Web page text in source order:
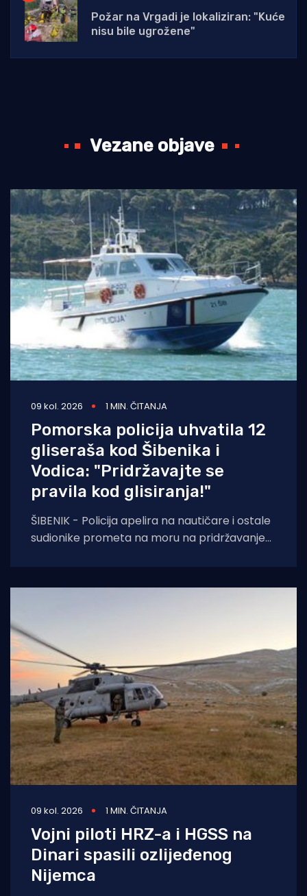
Požar na Vrgadi je lokaliziran: "Kuće
nisu bile ugrožene"
Vezane objave
09 kol. 2026 1 MIN. ČITANJA
Pomorska policija uhvatila 12
gliseraša kod Šibenika i
Vodica: "Pridržavajte se
pravila kod glisiranja!"
ŠIBENIK - Policija apelira na nautičare i ostale
sudionike prometa na moru na pridržavanje
09 kol. 2026 1 MIN. ČITANJA
Vojni piloti HRZ-a i HGSS na
Dinari spasili ozlijeđenog
Nijemca